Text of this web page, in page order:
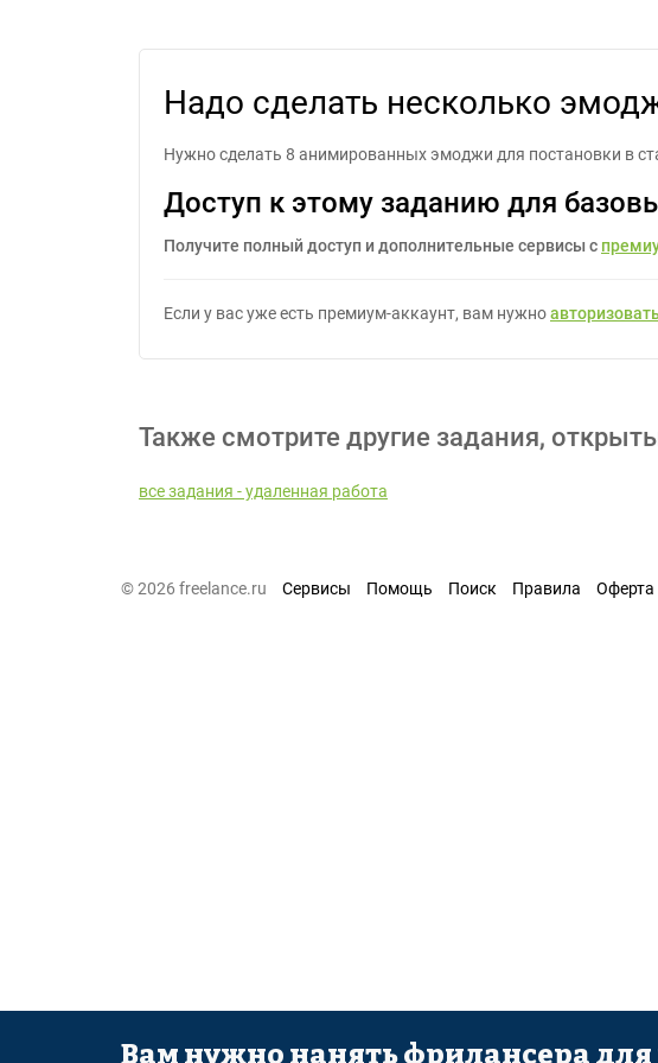
Надо сделать несколько
Нужно сделать 8 анимированных эмоджи для постановки в
Доступ к этому заданию для
Получите полный доступ и дополнительные сервисы с
Если у вас уже есть премиум-аккаунт, вам нужно
Также смотрите другие задания,
все задания - удаленная работа
© 2026 freelance.ru Сервисы Помощь Поиск Правила Оферта
Вам нужно нанять фрилансера для